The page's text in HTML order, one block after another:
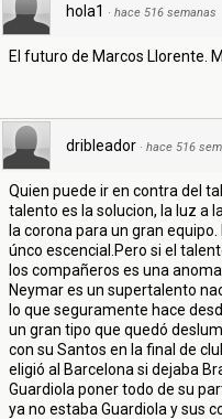
hola1 · hace 516 semanas
El futuro de Marcos Llorente.
dribleador · hace 516
Quien puede ir en contra del
talento es la solucion, la luz a
la corona para un gran
únco escencial.Pero si el
los compañeros es una
Neymar es un supertalento
lo que seguramente hace
un gran tipo que quedó
con su Santos en la final de
eligió al Barcelona si dejaba
Guardiola poner todo de su
ya no estaba Guardiola y sus